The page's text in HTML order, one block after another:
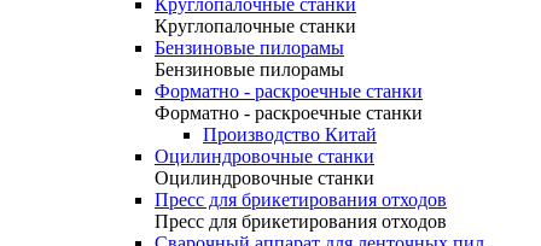
Круглопалочные станки
Круглопалочные станки
Бензиновые пилорамы
Бензиновые пилорамы
Форматно - раскроечные станки
Форматно - раскроечные станки
Производство Китай
Оцилиндровочные станки
Оцилиндровочные станки
Пресс для брикетирования отходов
Пресс для брикетирования отходов